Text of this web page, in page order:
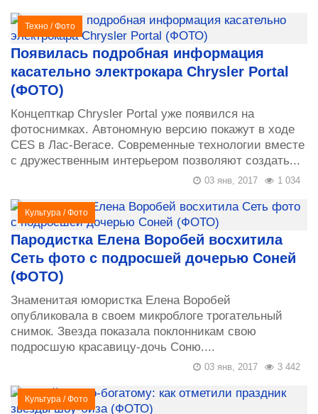
Техно /Фото
Появилась подробная информация
касательно электрокара Chrysler Portal
(ФОТО)
Концепткар Chrysler Portal уже появился на
фотоснимках. Автономную версию покажут в ходе
CES в Лас-Вегасе. Современные технологии вместе
с дружественным интерьером позволяют создать...
1 034
03 янв, 2017
Культура /Фото
Пародистка Елена Воробей восхитила
Cеть фото с подросшей дочерью Соней
(ФОТО)
Знаменитая юмористка Елена Воробей
опубликовала в своем микроблоге трогательный
снимок. Звезда показала поклонникам свою
подросшую красавицу-дочь Соню....
3 442
03 янв, 2017
Культура /Фото